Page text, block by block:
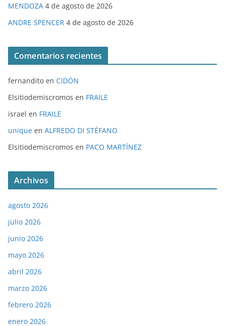
MENDOZA 4 de agosto de 2026
ANDRE SPENCER 4 de agosto de 2026
Comentarios recientes
fernandito en CIDÓN
Elsitiodemiscromos en FRAILE
israel en FRAILE
unique en ALFREDO DI STÉFANO
Elsitiodemiscromos en PACO MARTÍNEZ
Archivos
agosto 2026
julio 2026
junio 2026
mayo 2026
abril 2026
marzo 2026
febrero 2026
enero 2026